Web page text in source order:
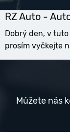
RZ Auto -
Dobrý den, v
prosím vyčkejte
Můžete nás